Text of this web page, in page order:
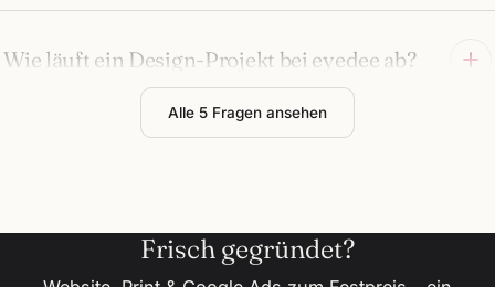
Wie läuft ein Design-Projekt bei eyedee ab?
Alle 5 Fragen ansehen
Frisch gegründet?